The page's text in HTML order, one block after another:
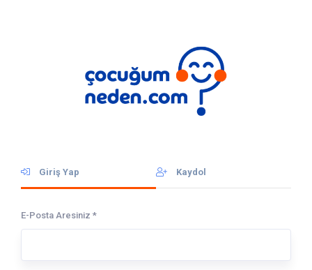
Giriş Yap Kaydol
E-Posta Aresiniz *